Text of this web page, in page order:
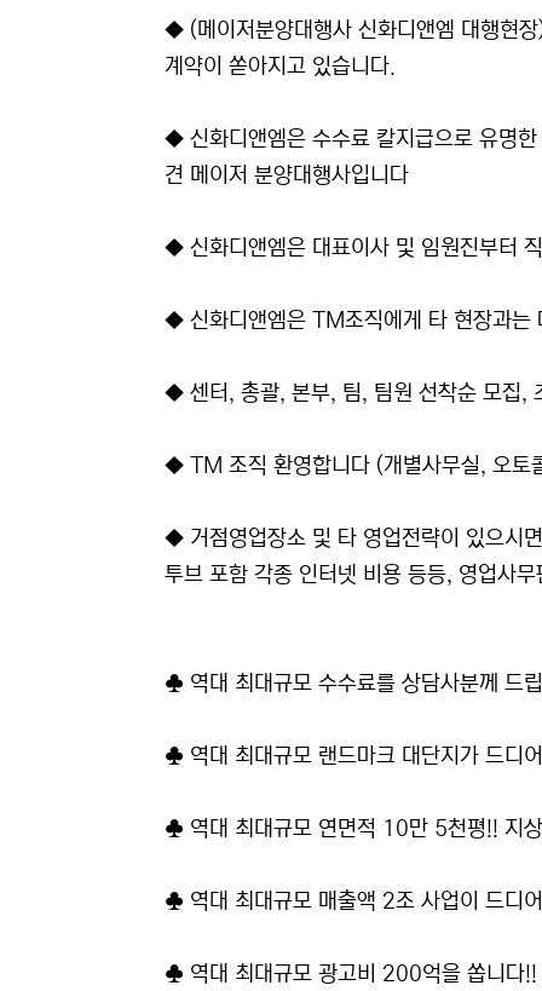
◆ (메이저분양대행사 신화디앤엠 대행현
계약이 쏟아지고 있습니다.
◆ 신화디앤엠은 수수료 칼지급으로 유명
견 메이저 분양대행사입니다
◆ 신화디앤엠은 대표이사 및 임원진부터
◆ 신화디앤엠은 TM조직에게 타 현장과는
◆ 센터, 총괄, 본부, 팀, 팀원 선착순 모집,
◆ TM 조직 환영합니다 (개별사무실, 오토
◆ 거점영업장소 및 타 영업전략이 있으시
투브 포함 각종 인터넷 비용 등등, 영업사
♣ 역대 최대규모 수수료를 상담사분께 드
♣ 역대 최대규모 랜드마크 대단지가 드디
♣ 역대 최대규모 연면적 10만 5천평!! 지
♣ 역대 최대규모 매출액 2조 사업이 드디
♣ 역대 최대규모 광고비 200억을 쏩니다